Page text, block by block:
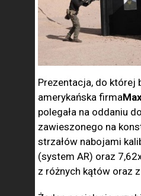
Prezentacja, do której
amerykańska firma
polegała na oddaniu
zawieszonego na
strzałów nabojami
(system AR) oraz
z różnych kątów oraz